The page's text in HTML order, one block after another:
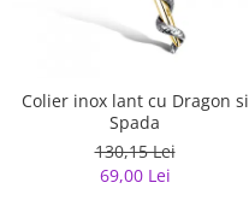
Colier inox lant cu Dragon si
Spada
130,15 Lei
69,00 Lei